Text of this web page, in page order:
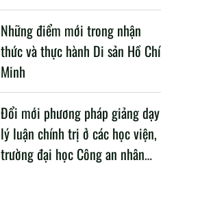
Những điểm mới trong nhận
thức và thực hành Di sản Hồ Chí
Minh
Đổi mới phương pháp giảng dạy
lý luận chính trị ở các học viện,
trường đại học Công an nhân